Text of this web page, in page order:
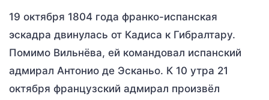
19 октября 1804 года франко-испанская
эскадра двинулась от Кадиса к Гибралтару.
Помимо Вильнёва, ей командовал испанский
адмирал Антонио де Эсканьо. К 10 утра 21
октября французский адмирал произвёл